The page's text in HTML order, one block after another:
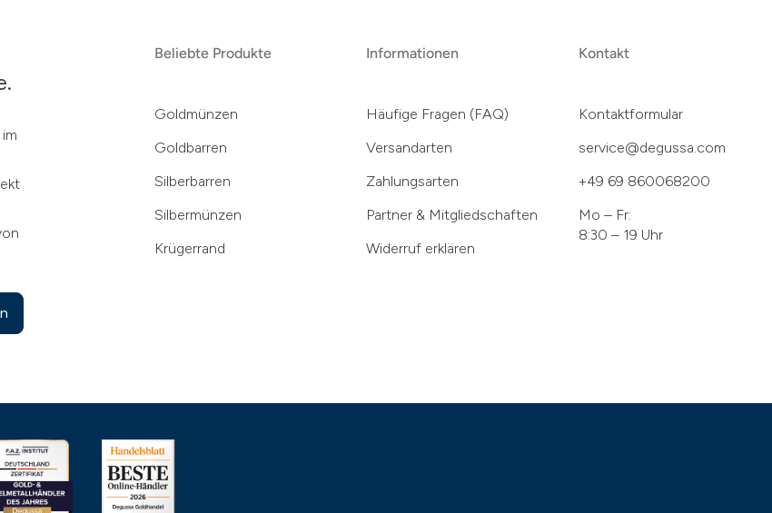
Beliebte Produkte
Goldmünzen
Goldbarren
Silberbarren
Silbermünzen
Krügerrand
Informationen
Häufige Fragen (FAQ)
Versandarten
Zahlungsarten
Partner & Mitgliedschaften
Widerruf erklären
Kontakt
Kontaktformular
service@degussa.com
+49 69 860068200
Mo – Fr:
8:30 – 19 Uhr